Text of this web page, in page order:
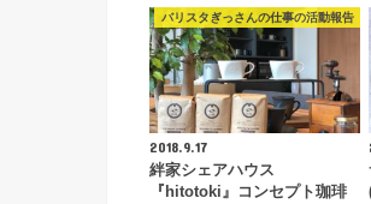
バリスタぎっさんの仕事の活動報告
2018.9.17
絆家シェアハウス
『hitotoki』コンセプト珈琲